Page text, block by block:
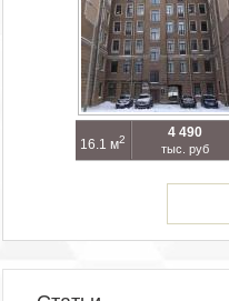
16.1 м2 4 490
тыс. руб